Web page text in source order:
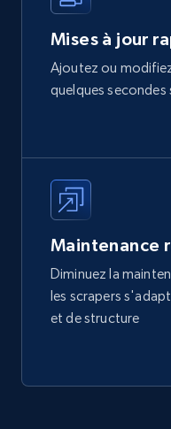
Mises à jour
Ajoutez ou
quelques secondes
Maintenance
Diminuez la
les scrapers
et de structure